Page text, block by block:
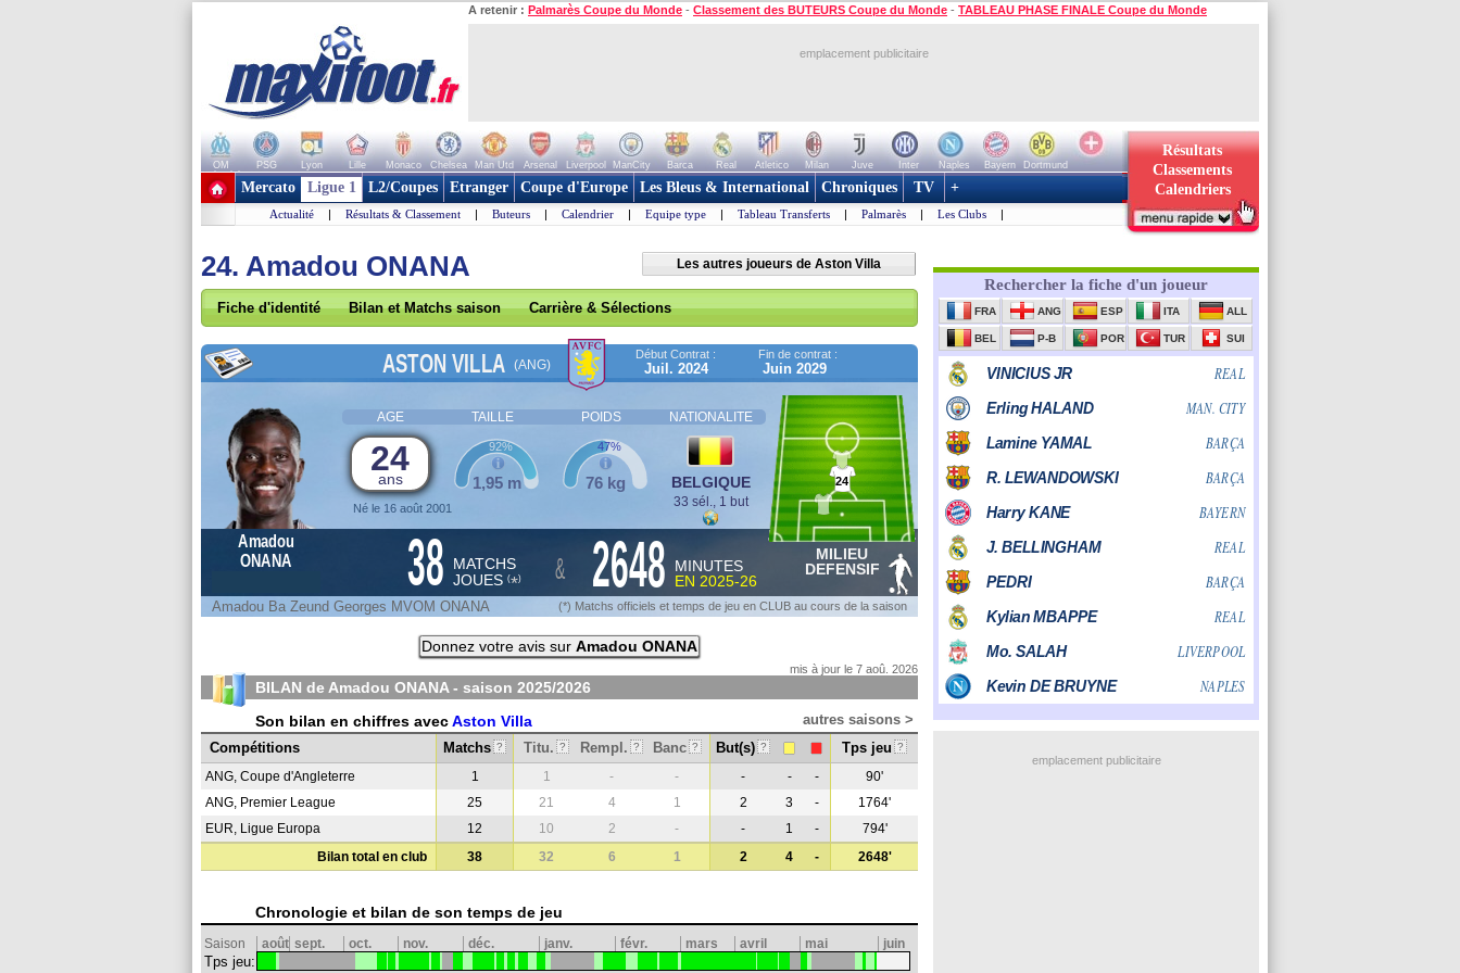
A retenir : Palmarès Coupe du Monde - Classement des BUTEURS Coupe du Monde - TABLEAU PHASE FINALE Coupe du Monde
emplacement publicitaire
OM PSG Lyon Lille Monaco Chelsea Man Utd Arsenal Liverpool ManCity Barca Real Atletico Milan Juve Inter Naples Bayern
Dortmund
+ de clubs
Résultats
Classements
Calendriers
Mercato Ligue 1 L2/Coupes Etranger Coupe d'Europe Les Bleus & International Chroniques TV +
Actualité | Résultats & Classement | Buteurs | Calendrier | Equipe type | Tableau Transferts | Palmarès | Les Clubs |
24. Amadou ONANA Les autres joueurs de Aston Villa
Fiche d'identité Bilan et Matchs saison Carrière & Sélections
ASTON VILLA (ANG)
Début Contrat :
Juil. 2024
Fin de contrat :
Juin 2029
AGE TAILLE POIDS NATIONALITE
24
ans
Né le 16 août 2001
1,95 m
92%
76 kg
47%
BELGIQUE
33 sél., 1 but
24
Amadou
ONANA
38 MATCHS
JOUES (*) & 2648
MINUTES
EN 2025-26
MILIEU
DEFENSIF
Amadou Ba Zeund Georges MVOM ONANA (*) Matchs officiels et temps de jeu en CLUB au cours de la saison
Donnez votre avis sur Amadou ONANA
mis à jour le 7 aoû. 2026
BILAN de Amadou ONANA - saison 2025/2026
Son bilan en chiffres avecAston Villa
autres saisons >
Compétitions
Matchs ? Titu. ? Rempl. ? Banc ? But(s) ? Tps jeu ?
ANG, Coupe d'Angleterre 1 1 - - - - -
90'
ANG, Premier League
25 21 4 1 2 3 -
1764'
EUR, Ligue Europa
12 10 2 - - 1 -
794'
Bilan total en club
38 32 6 1 2 4 - 2648'
Chronologie et bilan de son temps de jeu
Saison août sept. oct. nov. déc. janv. févr. mars avril mai juin
Tps jeu:
emplacement publicitaire